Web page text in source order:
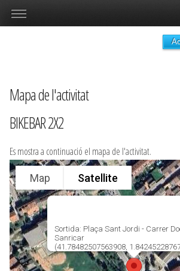
Mapa de l'activitat
BIKEBAR 2X2
Es mostra a continuació el mapa de l'activitat.
Sortida: Plaça Sant Jordi - Carrer
Sanricar
(41.78482507563908,
Map Satellite